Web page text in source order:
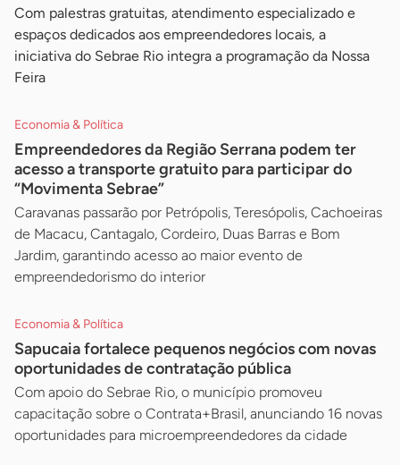
Com palestras gratuitas, atendimento especializado e
espaços dedicados aos empreendedores locais, a
iniciativa do Sebrae Rio integra a programação da Nossa
Feira
Economia & Política
Empreendedores da Região Serrana podem ter
acesso a transporte gratuito para participar do
“Movimenta Sebrae”
Caravanas passarão por Petrópolis, Teresópolis, Cachoeiras
de Macacu, Cantagalo, Cordeiro, Duas Barras e Bom
Jardim, garantindo acesso ao maior evento de
empreendedorismo do interior
Economia & Política
Sapucaia fortalece pequenos negócios com novas
oportunidades de contratação pública
Com apoio do Sebrae Rio, o município promoveu
capacitação sobre o Contrata+Brasil, anunciando 16 novas
oportunidades para microempreendedores da cidade